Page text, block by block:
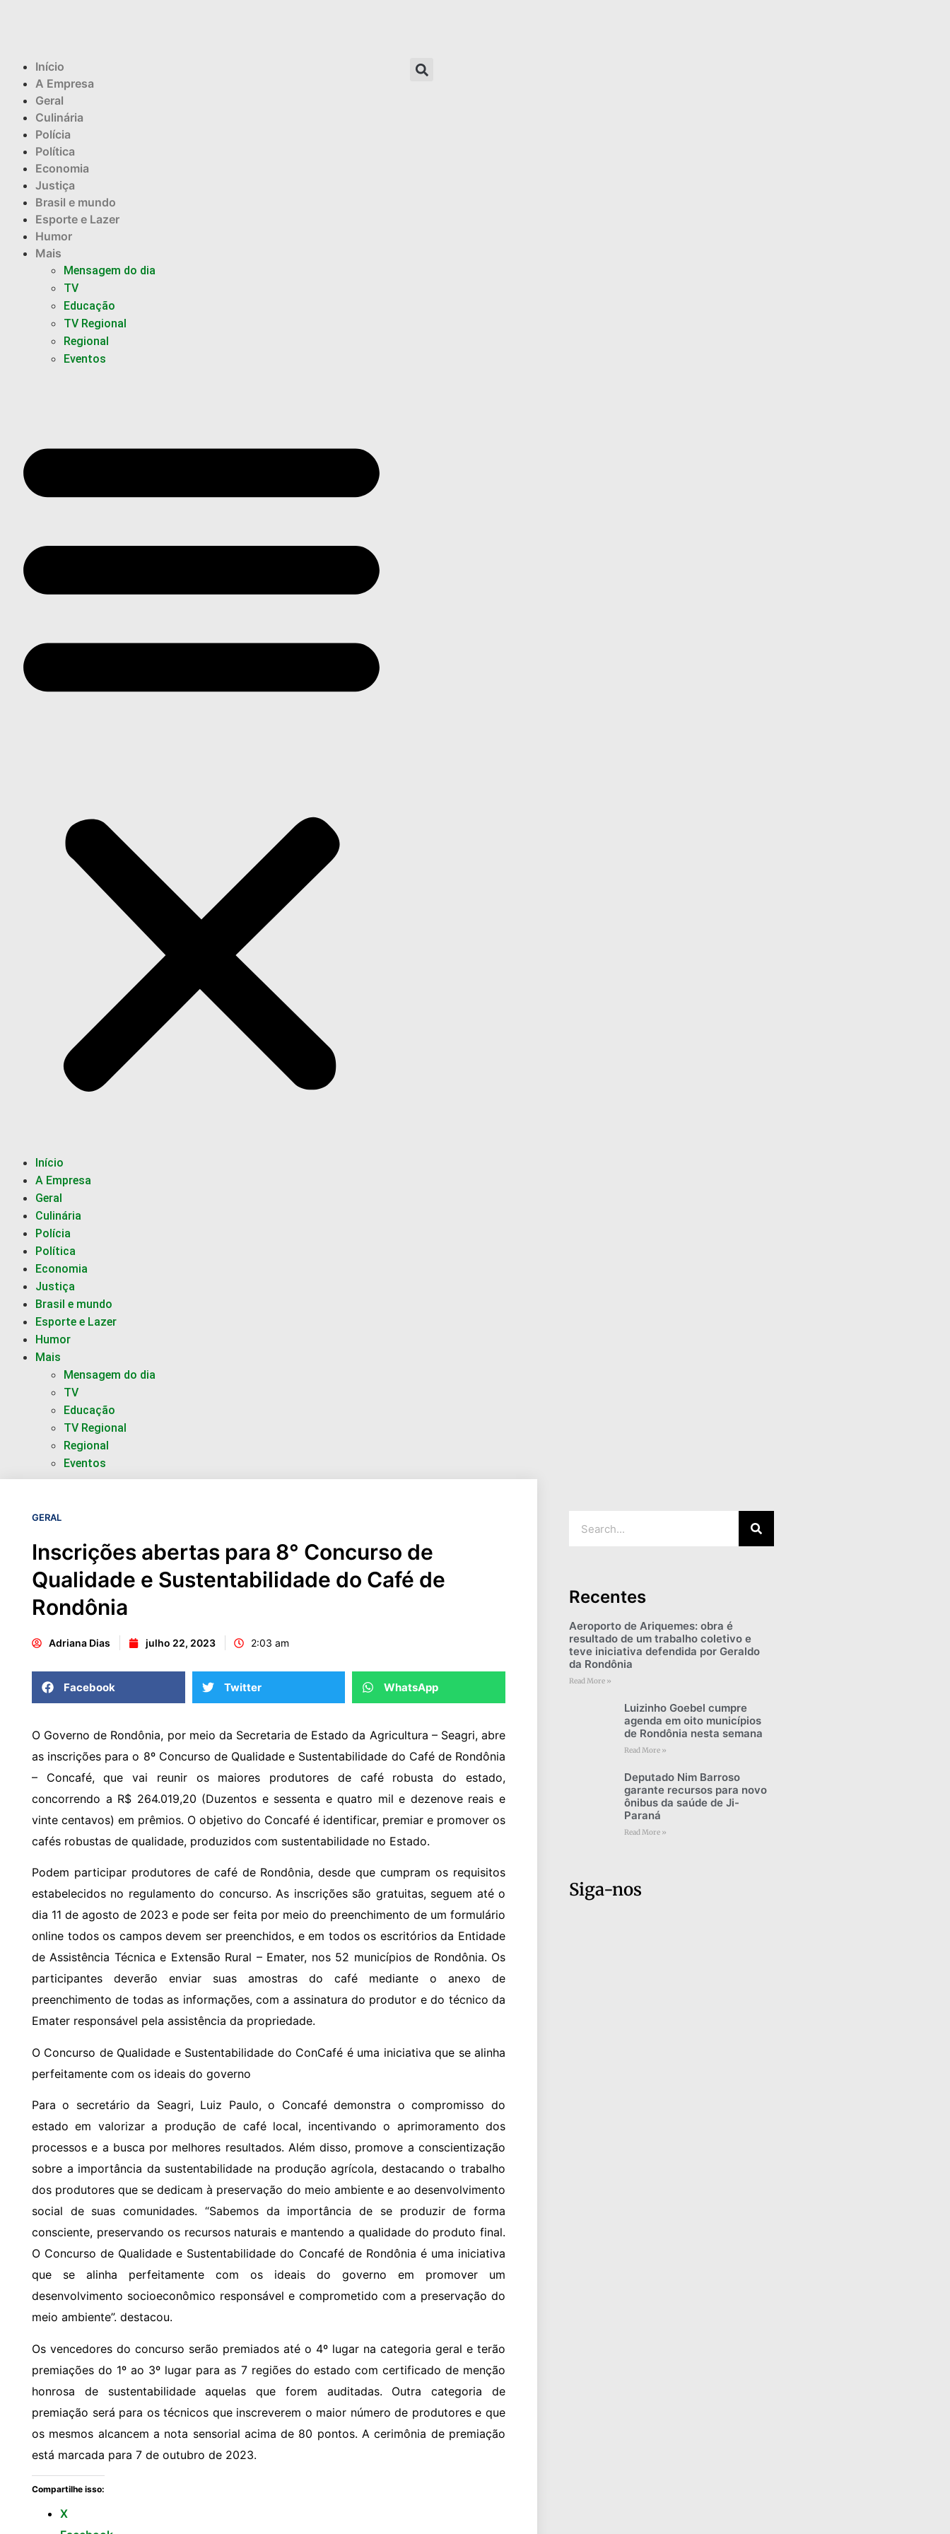
Início
A Empresa
Geral
Culinária
Polícia
Política
Economia
Justiça
Brasil e mundo
Esporte e Lazer
Humor
Mais
Mensagem do dia
TV
Educação
TV Regional
Regional
Eventos
Início
A Empresa
Geral
Culinária
Polícia
Política
Economia
Justiça
Brasil e mundo
Esporte e Lazer
Humor
Mais
Mensagem do dia
TV
Educação
TV Regional
Regional
Eventos
GERAL
Inscrições abertas para 8° Concurso de
Qualidade e Sustentabilidade do Café de
Rondônia
Adriana Dias julho 22, 2023 2:03 am
Facebook Twitter WhatsApp
O Governo de Rondônia, por meio da Secretaria de Estado da Agricultura – Seagri, abre
as inscrições para o 8º Concurso de Qualidade e Sustentabilidade do Café de Rondônia
– Concafé, que vai reunir os maiores produtores de café robusta do estado,
concorrendo a R$ 264.019,20 (Duzentos e sessenta e quatro mil e dezenove reais e
vinte centavos) em prêmios. O objetivo do Concafé é identificar, premiar e promover os
cafés robustas de qualidade, produzidos com sustentabilidade no Estado.
Podem participar produtores de café de Rondônia, desde que cumpram os requisitos
estabelecidos no regulamento do concurso. As inscrições são gratuitas, seguem até o
dia 11 de agosto de 2023 e pode ser feita por meio do preenchimento de um formulário
online todos os campos devem ser preenchidos, e em todos os escritórios da Entidade
de Assistência Técnica e Extensão Rural – Emater, nos 52 municípios de Rondônia. Os
participantes deverão enviar suas amostras do café mediante o anexo de
preenchimento de todas as informações, com a assinatura do produtor e do técnico da
Emater responsável pela assistência da propriedade.
O Concurso de Qualidade e Sustentabilidade do ConCafé é uma iniciativa que se alinha
perfeitamente com os ideais do governo
Para o secretário da Seagri, Luiz Paulo, o Concafé demonstra o compromisso do
estado em valorizar a produção de café local, incentivando o aprimoramento dos
processos e a busca por melhores resultados. Além disso, promove a conscientização
sobre a importância da sustentabilidade na produção agrícola, destacando o trabalho
dos produtores que se dedicam à preservação do meio ambiente e ao desenvolvimento
social de suas comunidades. “Sabemos da importância de se produzir de forma
consciente, preservando os recursos naturais e mantendo a qualidade do produto final.
O Concurso de Qualidade e Sustentabilidade do Concafé de Rondônia é uma iniciativa
que se alinha perfeitamente com os ideais do governo em promover um
desenvolvimento socioeconômico responsável e comprometido com a preservação do
meio ambiente”. destacou.
Os vencedores do concurso serão premiados até o 4º lugar na categoria geral e terão
premiações do 1º ao 3º lugar para as 7 regiões do estado com certificado de menção
honrosa de sustentabilidade aquelas que forem auditadas. Outra categoria de
premiação será para os técnicos que inscreverem o maior número de produtores e que
os mesmos alcancem a nota sensorial acima de 80 pontos. A cerimônia de premiação
está marcada para 7 de outubro de 2023.
Compartilhe isso:
X
Recentes
Aeroporto de Ariquemes: obra é
resultado de um trabalho coletivo e
teve iniciativa defendida por Geraldo
da Rondônia
Read More »
Luizinho Goebel cumpre
agenda em oito municípios
de Rondônia nesta semana
Read More »
Deputado Nim Barroso
garante recursos para novo
ônibus da saúde de Ji-
Paraná
Read More »
Siga-nos